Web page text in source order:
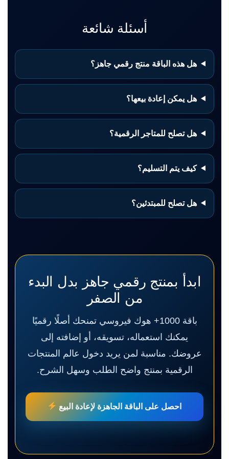
أسئلة شائعة
هل هذه الباقة منتج رقمي جاهز؟
هل يمكن إعادة بيعها؟
هل تصلح للمتاجر الرقمية؟
كيف يتم التسليم؟
هل تصلح للمبتدئين؟
ابدأ بمنتج رقمي جاهز بدل البدء
من الصفر
باقة 1000+ هوك فيروسي تمنحك أصلًا رقميًا
يمكنك استعماله، تسويقه، أو إضافته إلى
عروضك. مناسبة لمن يريد دخول عالم المنتجات
الرقمية بمنتج واضح الطلب وسهل الشرح.
احصل على الباقة الجاهزة لإعادة البيع